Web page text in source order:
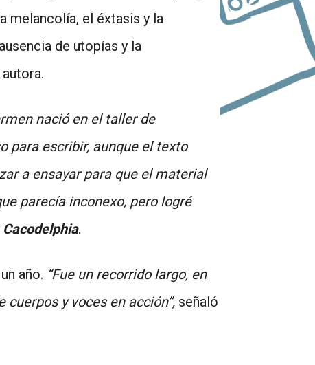
melancolía, el éxtasis y la
de utopías y la
nació en el taller de
para escribir, aunque el texto
a ensayar para que el material
parecía inconexo, pero logré
Cacodelphia.
año. “Fue un recorrido largo, en
y voces en acción”, señaló